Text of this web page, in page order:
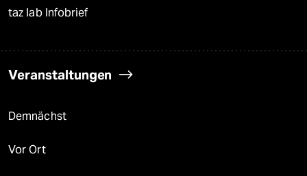
taz lab Infobrief
Veranstaltungen
Demnächst
Vor Ort